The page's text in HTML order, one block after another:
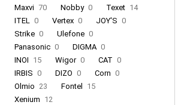
Maxvi 70 Nobby 0 Texet 14
ITEL 0 Vertex 0 JOY'S 0
Strike 0 Ulefone 0
Panasonic 0 DIGMA 0
INOI 15 Wigor 0 CAT 0
IRBIS 0 DIZO 0 Corn 0
Olmio 23 Fontel
15
Xenium 12